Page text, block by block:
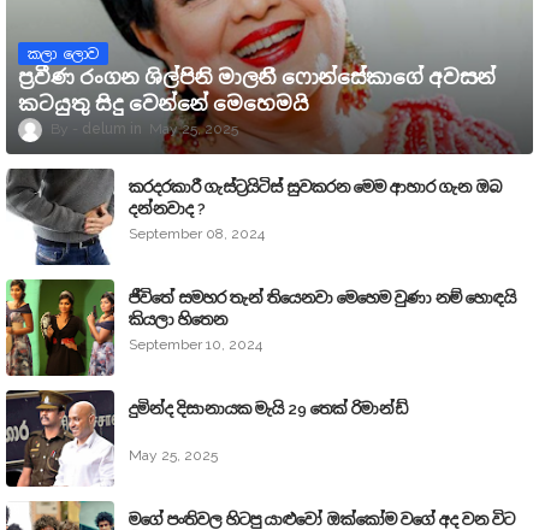
කලා ලොව
ප්‍රවීණ රංගන ශිල්පිනි මාලනී ෆොන්සේකාගේ අවසන්
කටයුතු සිදු වෙන්නේ මෙහෙමයි
delum May 25, 2025
කරදරකාරී ගැස්ට්‍රයිටිස් සුවකරන මෙම ආහාර ගැන ඔබ
දන්නවාද ?
September 08, 2024
ජීවිතේ සමහර තැන් තියෙනවා මෙහෙම වුණා නම් හොඳයි
කියලා හිතෙන
September 10, 2024
දුමින්ද දිසානායක මැයි 29 තෙක් රිමාන්ඩ්
May 25, 2025
මගේ පංතිවල හිටපු යාළුවෝ ඔක්කෝම වගේ අද වන විට